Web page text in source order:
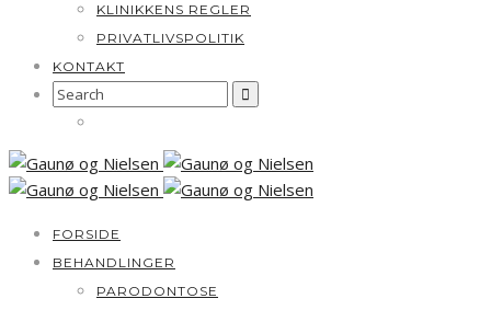
KLINIKKENS REGLER
PRIVATLIVSPOLITIK
KONTAKT
Search
FORSIDE
BEHANDLINGER
PARODONTOSE